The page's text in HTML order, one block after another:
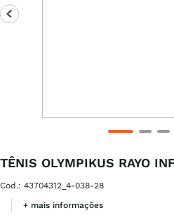
TÊNIS OLYMPIKUS RAYO
Cod.: 43704312_4-038-28
+ mais informações